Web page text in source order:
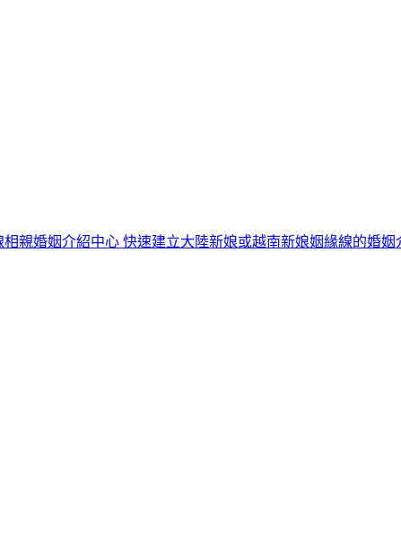
相親婚姻介紹中心 快速建立大陸新娘或越南新娘姻緣線的婚姻